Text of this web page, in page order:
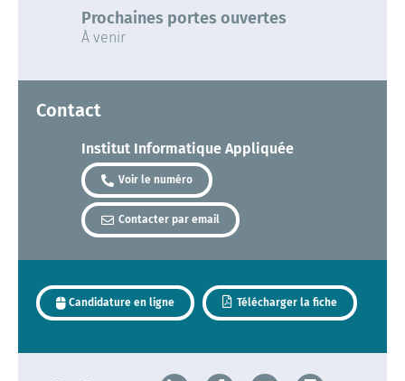
Prochaines portes ouvertes
À venir
Contact
Institut Informatique Appliquée
Voir le numéro
Contacter par email
Candidature en ligne Télécharger la fiche